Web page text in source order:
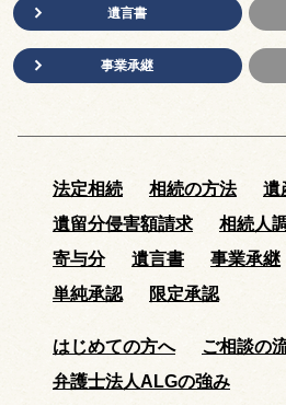
遺言書
事業承継
法定相続 相続の方法
遺
遺留分侵害額請求
相続人
寄与分
遺言書 事業承継
単純承認
限定承認
はじめての方へ
ご相談の
弁護士法人ALGの強み